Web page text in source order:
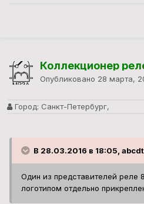
Коллекционер
Опубликовано 28 марта,
Город: Санкт-Петербург,
В 28.03.2016 в 18:05,
Один из представителей реле
логотипом отдельно